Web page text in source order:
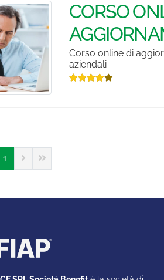
CORSO
Corso online di
aziendali
1